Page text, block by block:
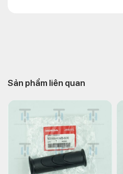
Sản phẩm liên quan